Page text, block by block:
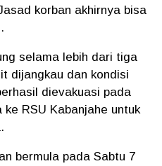
korban akhirnya bisa
selama lebih dari tiga
dijangkau dan kondisi
dievakuasi pada
ke RSU Kabanjahe untuk
bermula pada Sabtu 7